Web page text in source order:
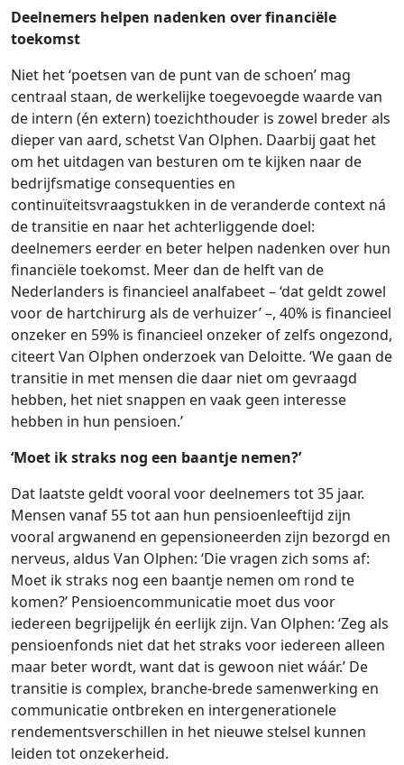
Deelnemers helpen nadenken over financiële
toekomst
Niet het ‘poetsen van de punt van de schoen’ mag
centraal staan, de werkelijke toegevoegde waarde van
de intern (én extern) toezichthouder is zowel breder als
dieper van aard, schetst Van Olphen. Daarbij gaat het
om het uitdagen van besturen om te kijken naar de
bedrijfsmatige consequenties en
continuïteitsvraagstukken in de veranderde context ná
de transitie en naar het achterliggende doel:
deelnemers eerder en beter helpen nadenken over hun
financiële toekomst. Meer dan de helft van de
Nederlanders is financieel analfabeet – ‘dat geldt zowel
voor de hartchirurg als de verhuizer’ –, 40% is financieel
onzeker en 59% is financieel onzeker of zelfs ongezond,
citeert Van Olphen onderzoek van Deloitte. ‘We gaan de
transitie in met mensen die daar niet om gevraagd
hebben, het niet snappen en vaak geen interesse
hebben in hun pensioen.’
‘Moet ik straks nog een baantje nemen?’
Dat laatste geldt vooral voor deelnemers tot 35 jaar.
Mensen vanaf 55 tot aan hun pensioenleeftijd zijn
vooral argwanend en gepensioneerden zijn bezorgd en
nerveus, aldus Van Olphen: ‘Die vragen zich soms af:
Moet ik straks nog een baantje nemen om rond te
komen?’ Pensioencommunicatie moet dus voor
iedereen begrijpelijk én eerlijk zijn. Van Olphen: ‘Zeg als
pensioenfonds niet dat het straks voor iedereen alleen
maar beter wordt, want dat is gewoon niet wáár.’ De
transitie is complex, branche-brede samenwerking en
communicatie ontbreken en intergenerationele
rendementsverschillen in het nieuwe stelsel kunnen
leiden tot onzekerheid.